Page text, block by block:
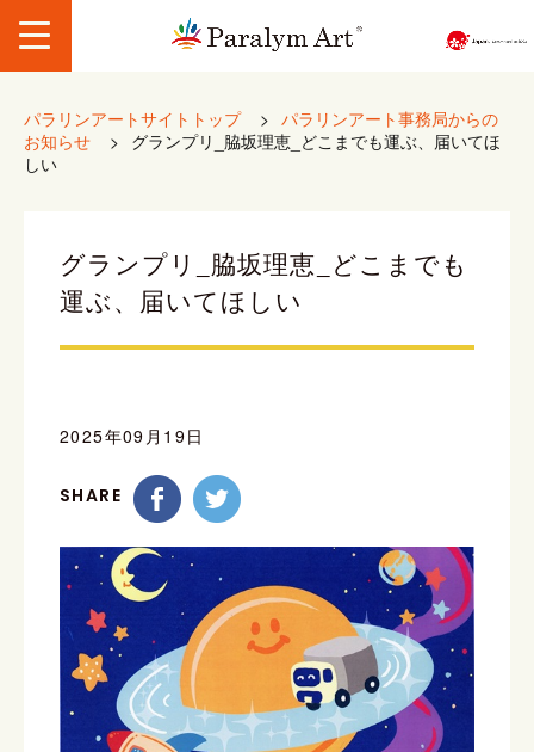
パラリンアートサイトトップ > パラリンアート事務局からの
お知らせ
> グランプリ_脇坂理恵_どこまでも運ぶ、届いてほ
しい
グランプリ_脇坂理恵_どこまでも
運ぶ、届いてほしい
2025年09月19日
SHARE